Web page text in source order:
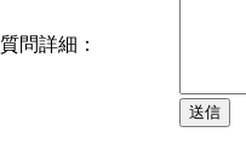
質問詳細：